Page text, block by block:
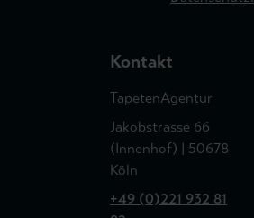
Kontakt
TapetenAgentur
Jakobstrasse 66
(Innenhof) | 50678
Köln
+49 (0)221 932 81